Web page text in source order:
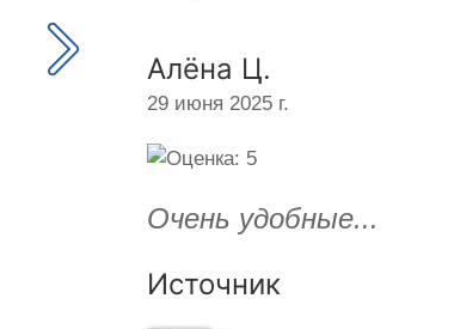
Алёна Ц.
29 июня 2025 г.
Очень удобные...
Источник